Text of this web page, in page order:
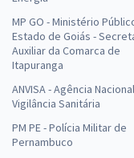
MP GO - Ministério
Estado de Goiás -
Auxiliar da Comarca de
Itapuranga
ANVISA - Agência
Vigilância Sanitária
PM PE - Polícia Militar de
Pernambuco